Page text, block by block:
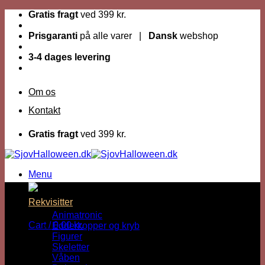
Fortsæt
indhold
Gratis fragt ved 399 kr.
Prisgaranti på alle varer | Dansk webshop
3-4 dages levering
Om os
Kontakt
Gratis fragt ved 399 kr.
Menu
Cart /0,00kr.
Rekvisitter
Animatronic
Edderkopper og kryb
Figurer
Skeletter
Våben